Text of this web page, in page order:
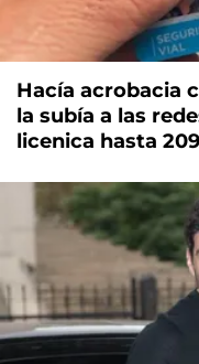
Hacía acrobacia
la subía a las
licenica hasta